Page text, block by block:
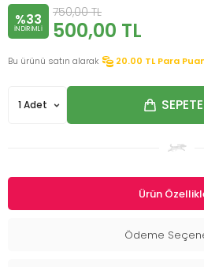
%33
INDIRIMLI
750,00TL
500,00 TL
Bu ürünü satın alarak
20.00 TL Para
Ürün
Ödeme